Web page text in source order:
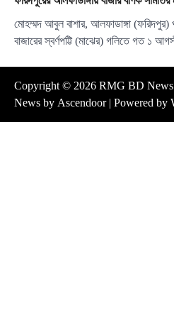
মোহম্মদ আবুল বাশার, আলফাডাঙ্গা (ফরিদপুর)
বাজারের স্বর্ণপট্টি (মাঝের) গলিতে গত ১
Copyright © 2026 RMG BD
News by Ascendoor| Powered by